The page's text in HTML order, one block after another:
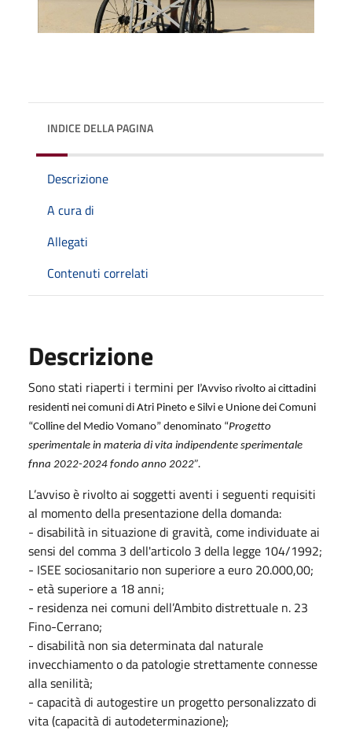
INDICE DELLA PAGINA
Descrizione
A cura di
Allegati
Contenuti correlati
Descrizione
Sono stati riaperti i termini per l’Avviso rivolto ai cittadini
residenti nei comuni di Atri Pineto e Silvi e Unione dei Comuni
“Colline del Medio Vomano” denominato “Progetto
sperimentale in materia di vita indipendente sperimentale
fnna 2022-2024 fondo anno 2022”.
L’avviso è rivolto ai soggetti aventi i seguenti requisiti
al momento della presentazione della domanda:
- disabilità in situazione di gravità, come individuate ai
sensi del comma 3 dell'articolo 3 della legge 104/1992;
- ISEE sociosanitario non superiore a euro 20.000,00;
- età superiore a 18 anni;
- residenza nei comuni dell’Ambito distrettuale n. 23
Fino-Cerrano;
- disabilità non sia determinata dal naturale
invecchiamento o da patologie strettamente connesse
alla senilità;
- capacità di autogestire un progetto personalizzato di
vita (capacità di autodeterminazione);